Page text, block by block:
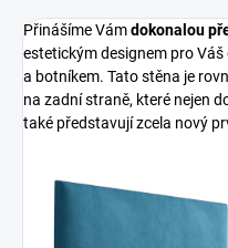
Přinášíme Vámdokonalou
estetickým designem pro
a botníkem. Tato stěna je
na zadní straně, které nejen
také představují zcela nový